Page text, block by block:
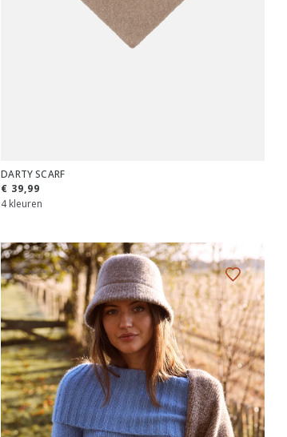
DARTY SCARF
€ 39,99
4 kleuren